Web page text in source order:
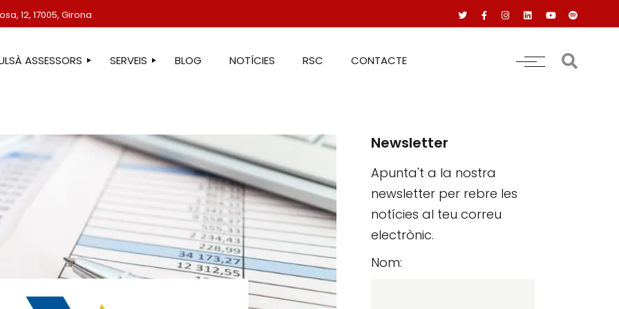
12, 17005, Girona
ASSESSORS SERVEIS
ASSESSORIA FISCAL
ASSESSORIA COMPTABLE
ASSESSORIA JURÍDICA
ASSESSORIA ADMINISTRATIVA
ASSESSORIA DE COMUNICACIÓ
ASSESSORIA EN ESTRANGERIA
PROTECCIÓ DE DADES
SERVEIS IMMOBILIARIS
BLOG NOTÍCIES RSC CONTACTE
Newsletter
Apunta't a la nostra
newsletter per rebre les
notícies al teu correu
electrònic.
Nom: